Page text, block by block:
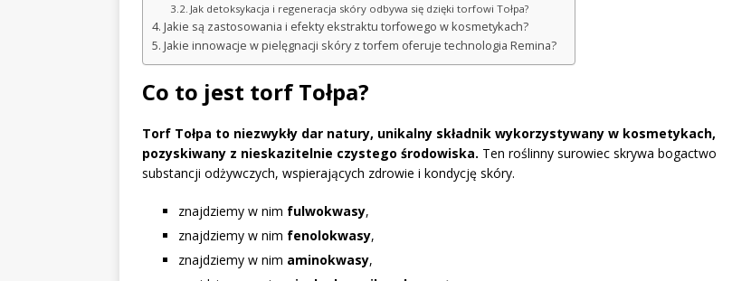
Jak detoksykacja i regeneracja skóry odbywa się dzięki torfowi Tołpa?
Jakie są zastosowania i efekty ekstraktu torfowego w kosmetykach?
Jakie innowacje w pielęgnacji skóry z torfem oferuje technologia Remina?
Co to jest torf Tołpa?
Torf Tołpa to niezwykły dar natury, unikalny składnik wykorzystywany w kosmetykach,
pozyskiwany z nieskazitelnie czystego środowiska. Ten roślinny surowiec skrywa bogactwo
substancji odżywczych, wspierających zdrowie i kondycję skóry.
znajdziemy w nim fulwokwasy,
znajdziemy w nim fenolokwasy,
znajdziemy w nim aminokwasy,